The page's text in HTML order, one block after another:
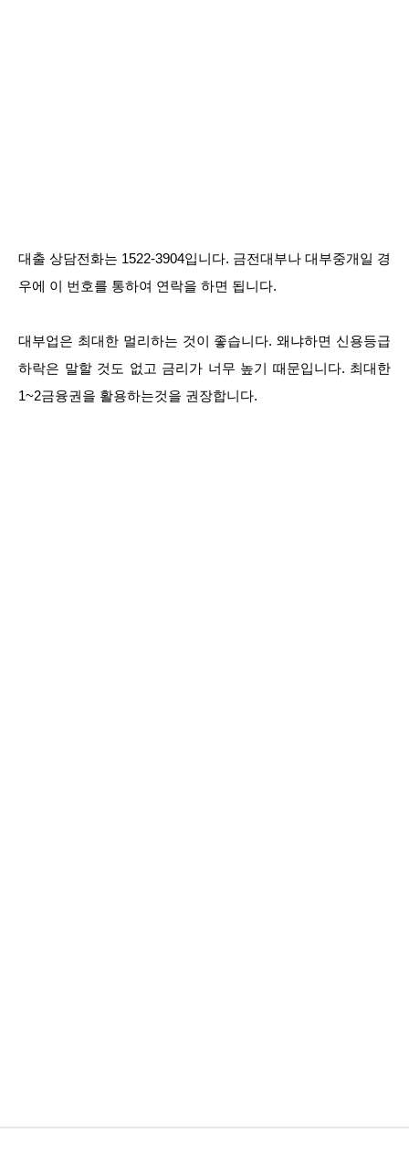
대출 상담전화는 1522-3904입니다. 금전대부나 대부중개일 경
우에 이 번호를 통하여 연락을 하면 됩니다.
대부업은 최대한 멀리하는 것이 좋습니다. 왜냐하면 신용등급
하락은 말할 것도 없고 금리가 너무 높기 때문입니다. 최대한
1~2금융권을 활용하는것을 권장합니다.